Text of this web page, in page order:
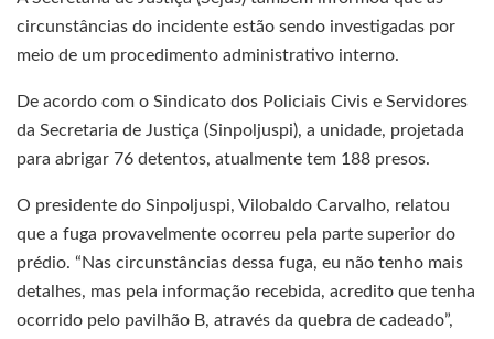
circunstâncias do incidente estão sendo investigadas por
meio de um procedimento administrativo interno.
De acordo com o Sindicato dos Policiais Civis e Servidores
da Secretaria de Justiça (Sinpoljuspi), a unidade, projetada
para abrigar 76 detentos, atualmente tem 188 presos.
O presidente do Sinpoljuspi, Vilobaldo Carvalho, relatou
que a fuga provavelmente ocorreu pela parte superior do
prédio. “Nas circunstâncias dessa fuga, eu não tenho mais
detalhes, mas pela informação recebida, acredito que tenha
ocorrido pelo pavilhão B, através da quebra de cadeado”,